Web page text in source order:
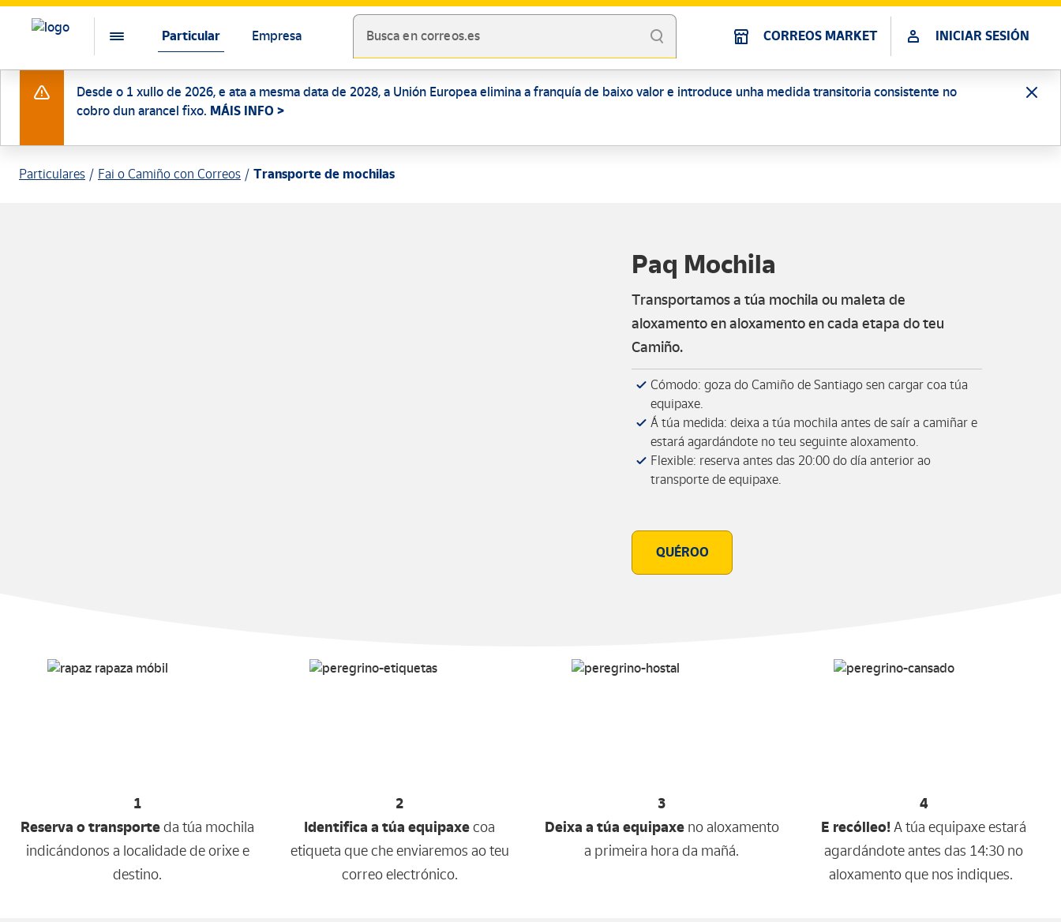
Particular Empresa Busca en correos.es CORREOS MARKET INICIAR SESIÓN
Desde o 1 xullo de 2026, e ata a mesma data de 2028, a Unión Europea elimina a franquía de baixo valor e introduce unha medida transitoria consistente no
cobro dun arancel fixo. MÁIS INFO >
Particulares Fai o Camiño con Correos Transporte de mochilas
Paq Mochila
Transportamos a túa mochila ou maleta de
aloxamento en aloxamento en cada etapa do teu
Camiño.
Cómodo: goza do Camiño de Santiago sen cargar coa túa
equipaxe.
Á túa medida: deixa a túa mochila antes de saír a camiñar e
estará agardándote no teu seguinte aloxamento.
Flexible: reserva antes das 20:00 do día anterior ao
transporte de equipaxe.
QUÉROO
1
Reserva o transporteda túa mochila
indicándonos a localidade de orixe e
destino.
2
Identifica a túa equipaxecoa
etiqueta que che enviaremos ao teu
correo electrónico.
3
Deixa a túa equipaxe no aloxamento
a primeira hora da mañá.
4
E recólleo!A túa equipaxe estará
agardándote antes das 14:30 no
aloxamento que nos indiques.